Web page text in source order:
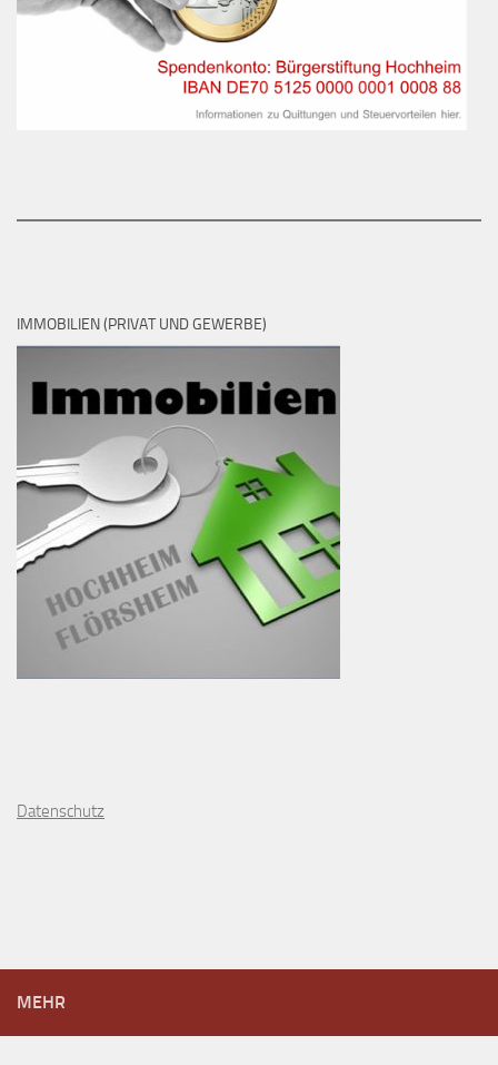
IMMOBILIEN (PRIVAT UND GEWERBE)
Datenschutz
MEHR